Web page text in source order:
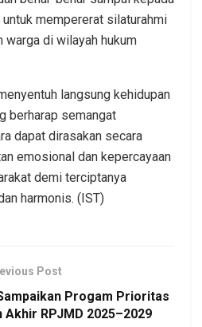
mempererat silaturahmi
warga di wilayah hukum
langsung kehidupan
berharap semangat
dapat dirasakan secara
emosional dan kepercayaan
demi terciptanya
harmonis. (IST)
Post
Progam Prioritas
Akhir RPJMD 2025–2029